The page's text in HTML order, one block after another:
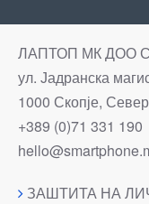
ЛАПТОП МК ДОО
ул. Јадранска
1000 Скопје,
+389 (0)71 331 190
ЗАШТИТА НА